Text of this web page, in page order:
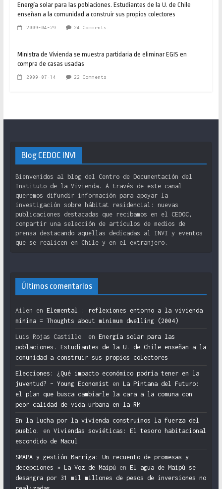
Energía solar para las poblaciones. Estudiantes de la U. de Chile
enseñan a la comunidad a construir sus propios colectores
2009-04-29 24 Comments
Ministra de Vivienda se muestra partidaria de eliminar EGIS en
compra de casas usadas
2009-07-14 22 Comments
Blog CEDOC INVI
Bienvenidos al blog del Centro de Documentación del
Instituto de la Vivienda. A través de este canal
queremos difundir información para apoyar la
investigación sobre hábitat residencial: nuevas
publicaciones destacadas que recibamos en el CEDOC,
compartir una selección de artículos de medios de
prensa destacando aquellas dedicadas al INVI y eventos
que se realicen en Chile y en el extranjero.
Últimos comentarios
Ailen en Elemental : reflexiones entorno a la vivienda
mínima = Thoughts about minimum dwelling (2004)
Luis Rojas Castillo. en Energía solar para las
poblaciones. Estudiantes de la U. de Chile enseñan a la
comunidad a construir sus propios colectores
Elecciones: ¿Qué impacto económico podría tener en la
juventud? – Young Economist en La Pintana del Futuro:
el plan que busca cambiarle la cara a la comuna con
peor calidad de vida urbana en la RM
En la lucha por la vivienda construimos la fuerza del
pueblo.
en Viviendas soviéticas: El tesoro habitacional
escondido de Macul
SMAPA y gestión Barriga: Un recuento de promesas y
decepciones » La Voz de Maipú en El agua de Maipú se
desangra por 31 mil millones de pesos de inversiones no